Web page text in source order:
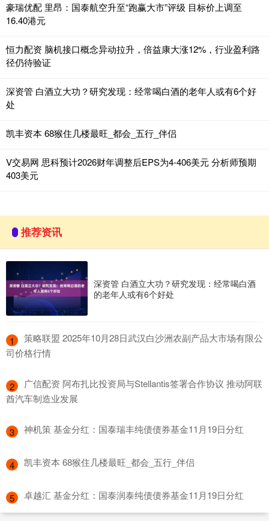
豪瑞优配 里昂：国泰航空升至“跑赢大市”评级 目标价上调至
16.40港元
恒力配资 脑机接口概念异动拉升，倍益康大涨12%，行业盈利路
径仍待验证
深资管 白酒立大功？研究发现：经常喝白酒的老年人或有6个好
处
凯丰资本 68猴住几楼最旺_都会_五行_伴侣
V交易网 思科预计2026财年调整后EPS为4-406美元 分析师预期
403美元
推荐资讯
深资管 白酒立大功？研究发现：经常喝白酒
的老年人或有6个好处
1
​策略联盟 2025年10月28日武汉白沙洲农副产品大市场有限公
司价格行情
2
​广信配资 阿布扎比投资局与Stellantis签署合作协议 推动阿联
酋汽车制造业发展
3 ​神机策 基金分红：国泰瑞丰纯债债券基金11月19日分红
4 ​凯丰资本 68猴住几楼最旺_都会_五行_伴侣
5 ​卓越汇 基金分红：国泰润泰纯债债券基金11月19日分红